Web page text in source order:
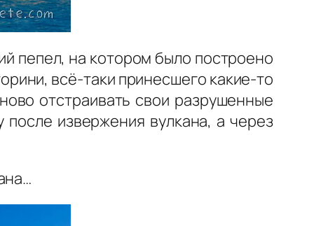
пепел, на котором было построено
всё-таки принесшего какие-то
отстраивать свои разрушенные
извержения вулкана, а через